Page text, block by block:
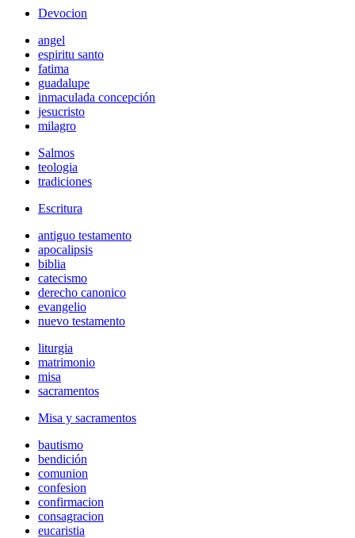
Devocion
angel
espiritu santo
fatima
guadalupe
inmaculada concepción
jesucristo
milagro
Salmos
teologia
tradiciones
Escritura
antiguo testamento
apocalipsis
biblia
catecismo
derecho canonico
evangelio
nuevo testamento
liturgia
matrimonio
misa
sacramentos
Misa y sacramentos
bautismo
bendición
comunion
confesion
confirmacion
consagracion
eucaristia